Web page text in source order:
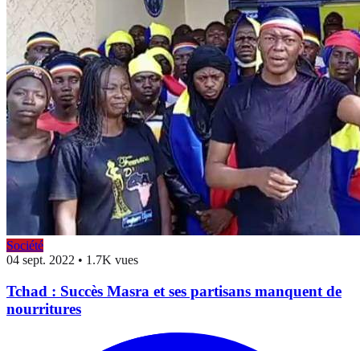
Société
04 sept. 2022 • 1.7K vues
Tchad : Succès Masra et ses partisans manquent de
nourritures